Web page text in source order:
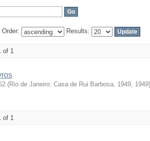
Order: Results:
of 1
(Rio de Janeiro: Casa de Rui Barbosa, 1949, 1949)
of 1